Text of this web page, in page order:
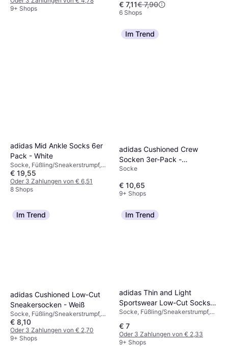
Elastan/Lycra/Spandex
9+ Shops
€ 7,11€ 7,90
6 Shops
adidas Mid Ankle Socks 6er
Pack - White
Socke, Füßling/Sneakerstrumpf,
Einfarbig, Material: Nylon,
Polyester, Baumwolle,
Elastan/Lycra/Spandex,
€ 19,55
Oder 3 Zahlungen von € 6,51
8 Shops
Im Trend
adidas Cushioned Crew
Socken 3er-Pack -
White/Black
Socke
€ 10,65
9+ Shops
Im Trend
adidas Cushioned Low-Cut
Sneakersocken - Weiß
Socke, Füßling/Sneakerstrumpf,
Material: Baumwolle, Nylon,
Polyester, Elastan/Lycra/Spandex,
Atmungsaktiv, Stretchgewebe
€ 8,10
Oder 3 Zahlungen von € 2,70
9+ Shops
Im Trend
adidas Thin and Light
Sportswear Low-Cut Socks
3-pack - Black/White
Socke, Füßling/Sneakerstrumpf,
Elastan/Lycra/Spandex, Polyester
€ 7
Oder 3 Zahlungen von € 2,33
9+ Shops